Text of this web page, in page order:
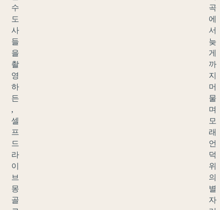
수
도
사
들
을
촬
영
하
든
,
셀
프
드
라
이
브
몽
골
곡
에
서
늦
게
까
지
머
물
며
모
래
언
덕
위
의
별
자